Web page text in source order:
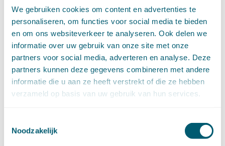
We gebruiken cookies om content en advertenties te
personaliseren, om functies voor social media te bieden
en om ons websiteverkeer te analyseren. Ook delen we
informatie over uw gebruik van onze site met onze
partners voor social media, adverteren en analyse. Deze
partners kunnen deze gegevens combineren met andere
informatie die u aan ze heeft verstrekt of die ze hebben
verzameld op basis van uw gebruik van hun services.
Noodzakelijk
Kooprecht(15)
Mededingingsrecht(26)
Omgevingsrecht
(1)
Ondernemingsrecht
(104)
Onteigeningsrecht
(72)
Overheidsrecht
Pensioenrecht
Personen- en familierecht
(220)
Prejudiciële uitspraken HvJEU
Proces- en beslagrecht